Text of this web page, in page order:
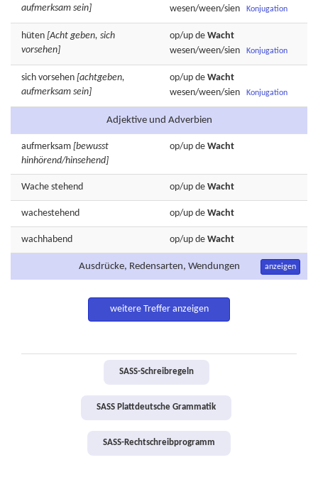
aufmerksam sein]
wesen/ween/sien
Konjugation
hüten [Acht geben, sich
vorsehen]
op/up de Wacht
wesen/ween/sien
Konjugation
sich vorsehen [achtgeben,
aufmerksam sein]
op/up de Wacht
wesen/ween/sien
Konjugation
Adjektive und Adverbien
aufmerksam [bewusst
hinhörend/hinsehend]
op/up de Wacht
Wache stehend op/up de Wacht
wachestehend op/up de Wacht
wachhabend op/up de Wacht
Ausdrücke, Redensarten, Wendungen anzeigen
weitere Treffer anzeigen
SASS-Schreibregeln
SASS Plattdeutsche Grammatik
SASS-Rechtschreibprogramm